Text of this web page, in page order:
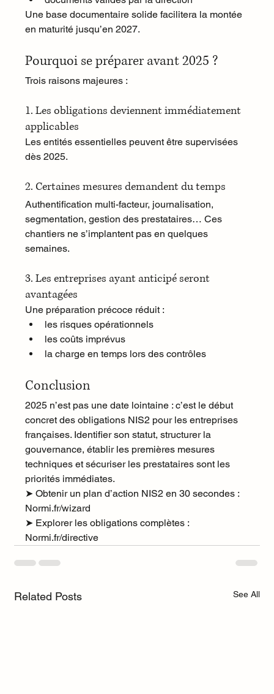
Une base documentaire solide facilitera la montée
en maturité jusqu’en 2027.
Pourquoi se préparer avant 2025 ?
Trois raisons majeures :
1. Les obligations deviennent immédiatement
applicables
Les entités essentielles peuvent être supervisées
dès 2025.
2. Certaines mesures demandent du temps
Authentification multi-facteur, journalisation,
segmentation, gestion des prestataires… Ces
chantiers ne s’implantent pas en quelques
semaines.
3. Les entreprises ayant anticipé seront
avantagées
Une préparation précoce réduit :
les risques opérationnels
les coûts imprévus
la charge en temps lors des contrôles
Conclusion
2025 n’est pas une date lointaine : c’est le début
concret des obligations NIS2 pour les entreprises
françaises. Identifier son statut, structurer la
gouvernance, établir les premières mesures
techniques et sécuriser les prestataires sont les
priorités immédiates.
➤ Obtenir un plan d’action NIS2 en 30 secondes :
Normi.fr/wizard
➤ Explorer les obligations complètes :
Normi.fr/directive
Related Posts See All